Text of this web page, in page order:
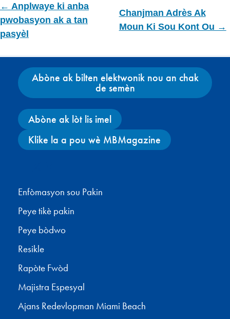
← Anplwaye ki anba
pwobasyon ak a tan
pasyèl
Chanjman Adrès Ak
Moun Ki Sou Kont Ou →
Abòne ak bilten elektwonik nou an chak
de semèn
Abòne ak lòt lis imel
Klike la a pou wè MBMagazine
Enfòmasyon sou Pakin
Peye tikè pakin
Peye bòdwo
Resikle
Rapòte Fwòd
Majistra Espesyal
Ajans Redevlopman Miami Beach